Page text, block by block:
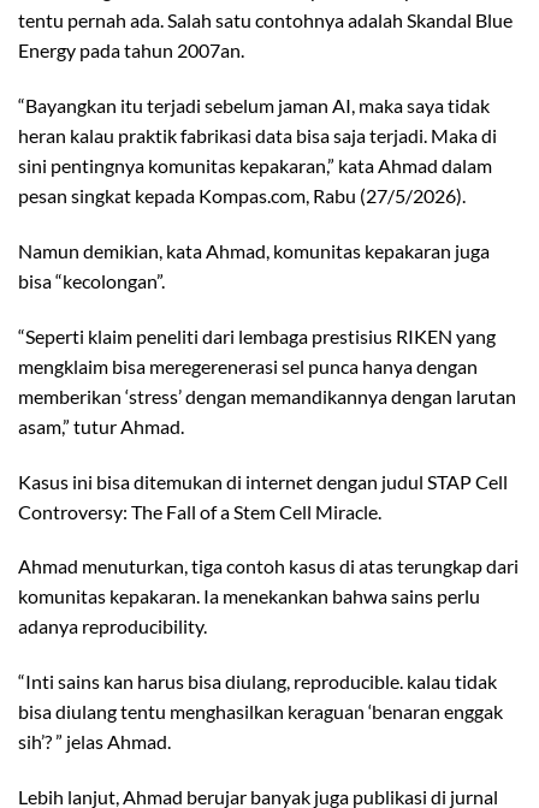
tentu pernah ada. Salah satu contohnya adalah Skandal Blue
Energy pada tahun 2007an.
“Bayangkan itu terjadi sebelum jaman AI, maka saya tidak
heran kalau praktik fabrikasi data bisa saja terjadi. Maka di
sini pentingnya komunitas kepakaran,” kata Ahmad dalam
pesan singkat kepada Kompas.com, Rabu (27/5/2026).
Namun demikian, kata Ahmad, komunitas kepakaran juga
bisa “kecolongan”.
“Seperti klaim peneliti dari lembaga prestisius RIKEN yang
mengklaim bisa meregerenerasi sel punca hanya dengan
memberikan ‘stress’ dengan memandikannya dengan larutan
asam,” tutur Ahmad.
Kasus ini bisa ditemukan di internet dengan judul STAP Cell
Controversy: The Fall of a Stem Cell Miracle.
Ahmad menuturkan, tiga contoh kasus di atas terungkap dari
komunitas kepakaran. Ia menekankan bahwa sains perlu
adanya reproducibility.
“Inti sains kan harus bisa diulang, reproducible. kalau tidak
bisa diulang tentu menghasilkan keraguan ‘benaran enggak
sih’? ” jelas Ahmad.
Lebih lanjut, Ahmad berujar banyak juga publikasi di jurnal